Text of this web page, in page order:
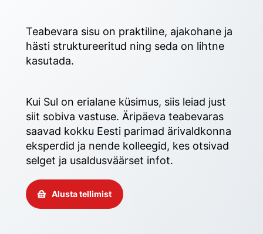
Teabevara sisu on praktiline, ajakohane ja
hästi struktureeritud ning seda on lihtne
kasutada.
Kui Sul on erialane küsimus, siis leiad just
siit sobiva vastuse. Äripäeva teabevaras
saavad kokku Eesti parimad ärivaldkonna
eksperdid ja nende kolleegid, kes otsivad
selget ja usaldusväärset infot.
Alusta tellimist